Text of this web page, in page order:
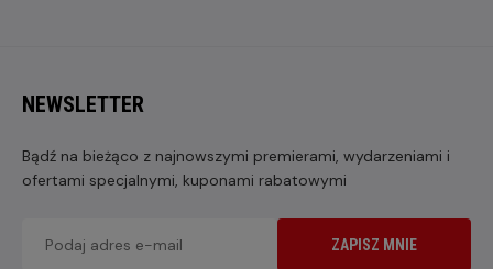
NEWSLETTER
Bądź na bieżąco z najnowszymi premierami, wydarzeniami i
ofertami specjalnymi, kuponami rabatowymi
ZAPISZ MNIE